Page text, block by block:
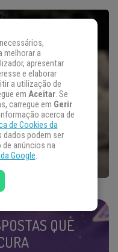
QUE
melhorar a
apresentar
e elaborar
a utilização de
em Aceitar. Se
carregue em Gerir
acerca de
de Cookies da
podem ser
anúncios na
Google.